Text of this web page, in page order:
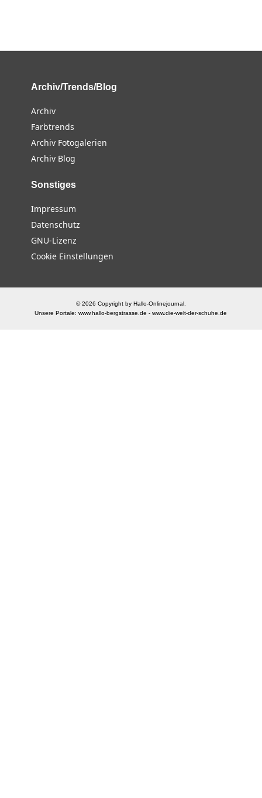
Archiv/Trends/Blog
Archiv
Farbtrends
Archiv Fotogalerien
Archiv Blog
Sonstiges
Impressum
Datenschutz
GNU-Lizenz
Cookie Einstellungen
© 2026 Copyright by Hallo-Onlinejournal.
Unsere Portale:www.hallo-bergstrasse.de -www.die-welt-der-schuhe.de